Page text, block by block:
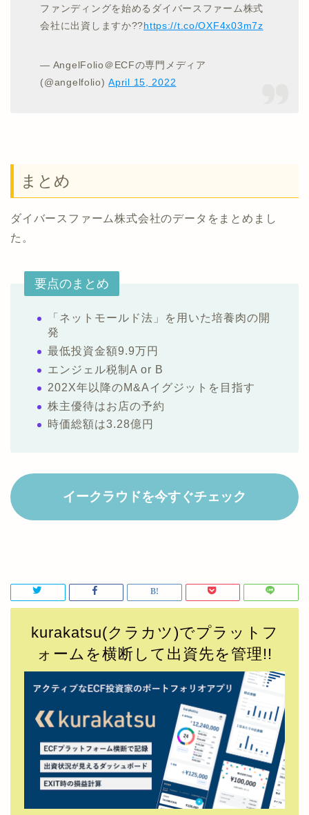
ファンディングを始めるダイバースファーム株式
会社に出資しますか??https://t.co/OXF4x03m7z
— AngelFolio＠ECFの専門メディア
(@angelfolio)April 15, 2022
まとめ
ダイバースファーム株式会社のデータをまとめまし
た。
要点のまとめ
「ネットモールド法」を用いた培養肉の開
発
最低投資金額9.9万円
エンジェル税制A or B
202X年以降のM&Aイグジットを目指す
株主優待はお店の予約
時価総額は3.28億円
イークラウドを今すぐチェック
kurakatsu(クラカツ)でプラットフ
ォームを横断して出資先を管理!!